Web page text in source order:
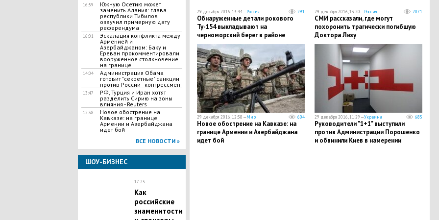
16:59
Южную Осетию может
заменить Алания: глава
республики Тибилов
озвучил примерную дату
референдума
16:01
Эскалация конфликта между
Арменией и
Азербайджаном: Баку и
Ереван прокомментировали
вооруженное столкновение
на границе
14:04
Администрация Обама
готовит "секретные" санкции
против России - конгрессмен
13:47
РФ, Турция и Иран хотят
разделить Сирию на зоны
влияния - Reuters
12:38
Новое обострение на
Кавказе: на границе
Армении и Азербайджана
идет бой
ВСЕ НОВОСТИ »
ШОУ-БИЗНЕС
17:23
Как
российские
знаменитости
29 декабря 2016, 13:44 —Россия 291
Обнаруженные детали рокового
Ту-154 выкладывают на
черноморский берег в районе
крушения - Соколов
29 декабря 2016, 13:20 —Россия 2071
СМИ рассказали, где могут
похоронить трагически погибшую
Доктора Лизу
29 декабря 2016, 12:38 —Мир 604
Новое обострение на Кавказе: на
границе Армении и Азербайджана
идет бой
29 декабря 2016, 11:29 —Украина 685
Руководители "1+1" выступили
против Администрации Порошенко
и обвинили Киев в намерении